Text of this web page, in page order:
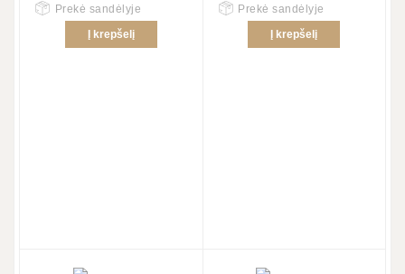
Prekė sandėlyje
Į krepšelį
Prekė sandėlyje
Į krepšelį